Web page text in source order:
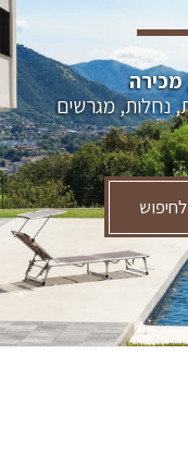
נחלות, מגרשים